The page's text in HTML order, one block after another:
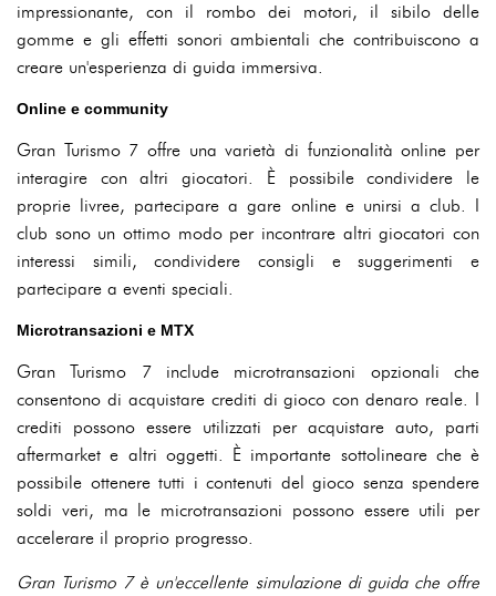
impressionante, con il rombo dei motori, il sibilo delle
gomme e gli effetti sonori ambientali che contribuiscono a
creare un'esperienza di guida immersiva.
Online e community
Gran Turismo 7 offre una varietà di funzionalità online per
interagire con altri giocatori. È possibile condividere le
proprie livree, partecipare a gare online e unirsi a club. I
club sono un ottimo modo per incontrare altri giocatori con
interessi simili, condividere consigli e suggerimenti e
partecipare a eventi speciali.
Microtransazioni e MTX
Gran Turismo 7 include microtransazioni opzionali che
consentono di acquistare crediti di gioco con denaro reale. I
crediti possono essere utilizzati per acquistare auto, parti
aftermarket e altri oggetti. È importante sottolineare che è
possibile ottenere tutti i contenuti del gioco senza spendere
soldi veri, ma le microtransazioni possono essere utili per
accelerare il proprio progresso.
Gran Turismo 7 è un'eccellente simulazione di guida che offre